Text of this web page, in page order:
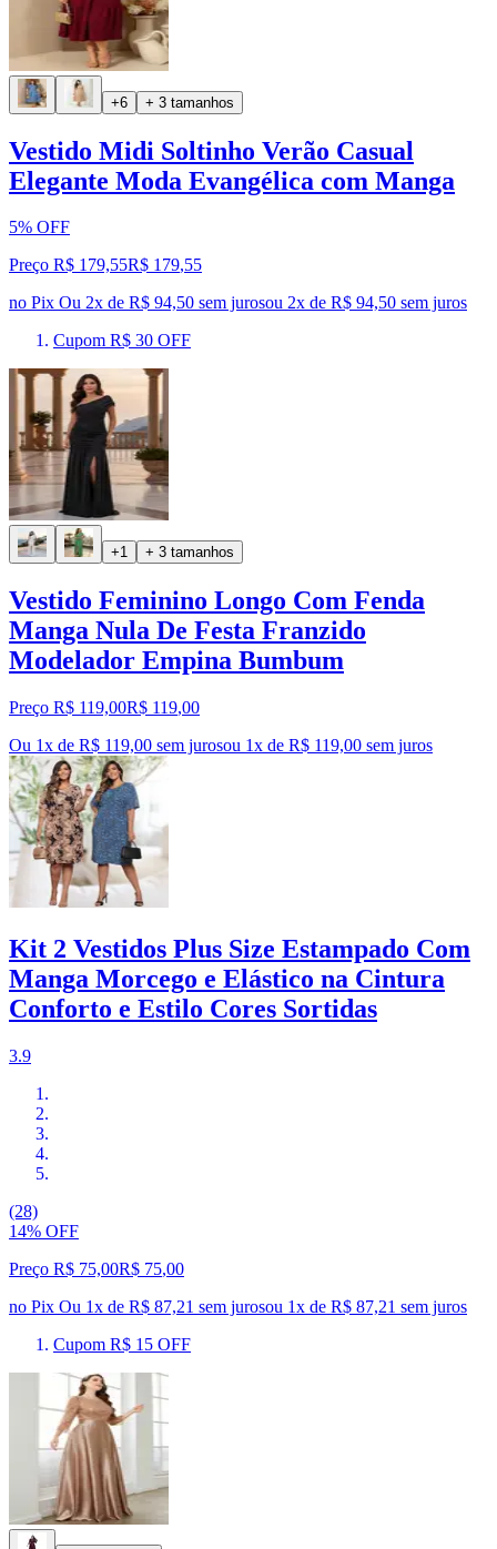
+6 + 3 tamanhos
Vestido Midi Soltinho Verão Casual
Elegante Moda Evangélica com Manga
5% OFF
Preço R$ 179,55R$ 179,55
no Pix Ou 2x de R$ 94,50 sem jurosou 2x de R$ 94,50 sem juros
Cupom R$ 30 OFF
+1 + 3 tamanhos
Vestido Feminino Longo Com Fenda
Manga Nula De Festa Franzido
Modelador Empina Bumbum
Preço R$ 119,00R$ 119,00
Ou 1x de R$ 119,00 sem jurosou 1x de R$ 119,00 sem juros
Kit 2 Vestidos Plus Size Estampado Com
Manga Morcego e Elástico na Cintura
Conforto e Estilo Cores Sortidas
3.9
(28)
14% OFF
Preço R$ 75,00R$ 75,00
no Pix Ou 1x de R$ 87,21 sem jurosou 1x de R$ 87,21 sem juros
Cupom R$ 15 OFF